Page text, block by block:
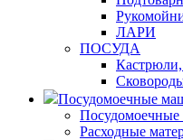
ЛАРИ
ПОСУДА
Посудомоечные
Расходные